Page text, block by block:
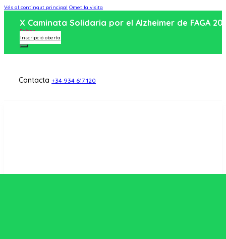
Vés al contingut principal Omet la visita
X Caminata Solidaria por el Alzheimer de FAGA
Faltan
Inscripció oberta
Contacta+34 934 617 120